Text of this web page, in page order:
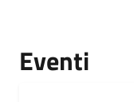
Eventi